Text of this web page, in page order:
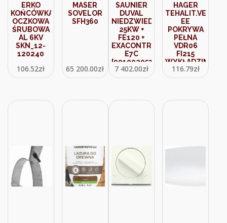
ERKO
KOŃCÓWKA
OCZKOWA
ŚRUBOWA
AL 6KV
SKN_12-
120240
106.52zł
MASER
SOVELOR
SFH360
65 200.00zł
SAUNIER
DUVAL
NIEDZWIEDŻ
25KW +
FE120 +
EXACONTROL
E7C
[0010020538]
7 402.00zł
HAGER
TEHALIT.VE-
EE
POKRYWA
PEŁNA
VDR06
FI215
WYKŁADZINA
5MM
CZARNY PA
116.79zł